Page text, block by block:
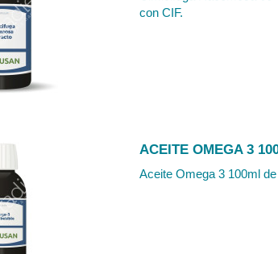
con CIF.
ACEITE OMEGA 3
Aceite Omega 3 100ml